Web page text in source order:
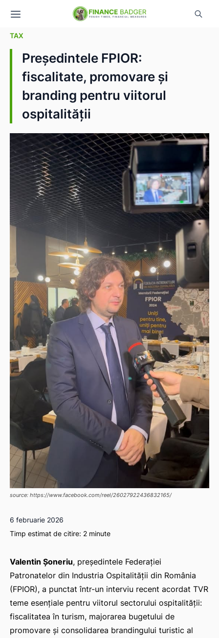
TAX
Președintele FPIOR:
fiscalitate, promovare și
branding pentru viitorul
ospitalității
source: https://www.facebook.com/reel/26027922436832165/
6 februarie 2026
Timp estimat de citire: 2 minute
Valentin Șoneriu, președintele Federației
Patronatelor din Industria Ospitalității din România
(FPIOR), a punctat într-un interviu recent acordat TVR
teme esențiale pentru viitorul sectorului ospitalității:
fiscalitatea în turism, majorarea bugetului de
promovare și consolidarea brandingului turistic al